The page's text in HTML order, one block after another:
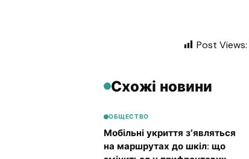
Post Views:
Схожі новини
ОБЩЕСТВО
Мобільні укриття з’являться
на маршрутах до шкіл: що